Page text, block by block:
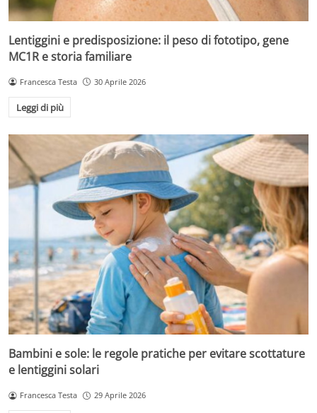
Lentiggini e predisposizione: il peso di fototipo, gene
MC1R e storia familiare
Francesca Testa 30 Aprile 2026
Leggi di più
Bambini e sole: le regole pratiche per evitare scottature
e lentiggini solari
Francesca Testa 29 Aprile 2026